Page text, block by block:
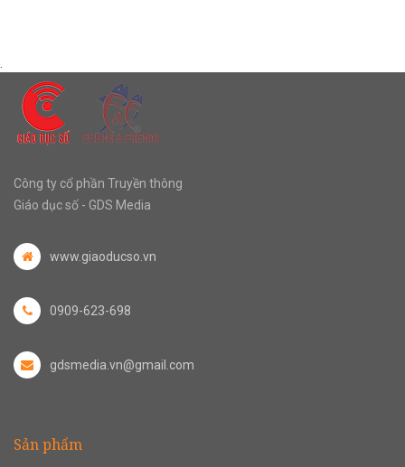
Công ty cổ phần Truyền thông
Giáo dục số - GDS Media
www.giaoducso.vn
0909-623-698
gdsmedia.vn@gmail.com
Sản phẩm